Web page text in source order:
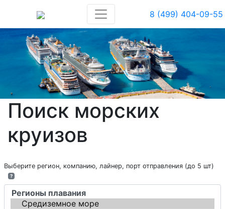
8 (499) 404-09-55
Поиск морских
круизов
Выберите регион, компанию, лайнер, порт отправления (до 5 шт)
?